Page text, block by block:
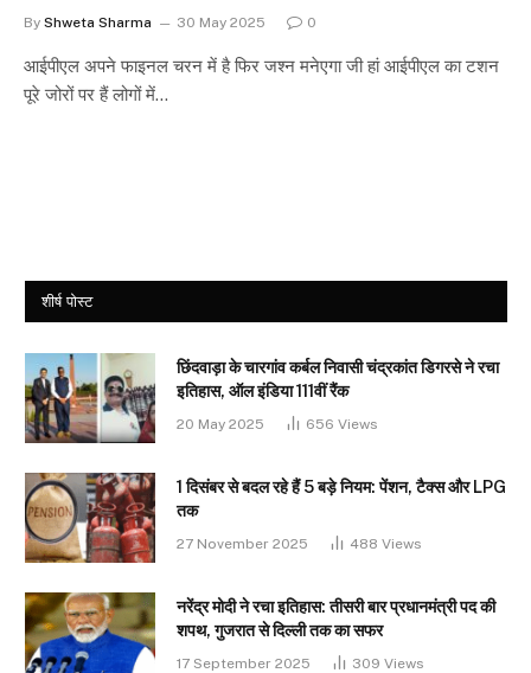
By Shweta Sharma 30 May 2025 0
आईपीएल अपने फाइनल चरन में है फिर जश्न मनेएगा जी हां आईपीएल का टशन
पूरे जोरों पर हैं लोगों में…
शीर्ष पोस्ट
छिंदवाड़ा के चारगांव कर्बल निवासी चंद्रकांत डिगरसे ने रचा
इतिहास, ऑल इंडिया 111वीं रैंक
20 May 2025 656 Views
1 दिसंबर से बदल रहे हैं 5 बड़े नियम: पेंशन, टैक्स और LPG
तक
27 November 2025 488 Views
नरेंद्र मोदी ने रचा इतिहास: तीसरी बार प्रधानमंत्री पद की
शपथ, गुजरात से दिल्ली तक का सफर
17 September 2025 309 Views